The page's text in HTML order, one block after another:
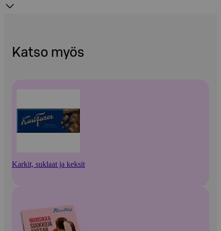
Katso myös
Karkit, suklaat ja keksit